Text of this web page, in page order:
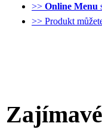
>> Online Menu
>> Produkt